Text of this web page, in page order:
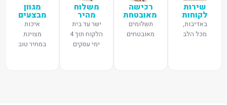
שירות
לקוחות
באדיבות,
מכל הלב
רכישה
מאובטחת
תשלומים
מאובטחים
משלוח
מהיר
ישר עד בית
הלקוח תוך 4
ימי עסקים
מגוון
מבצעים
איכות
מצוינת
במחיר טוב